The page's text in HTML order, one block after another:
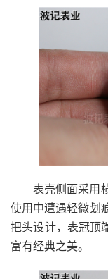
表壳侧面采用
使用中遭遇轻微划
把头设计，表冠顶
富有经典之美。